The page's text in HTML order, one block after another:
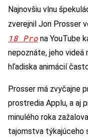
Najnovšiu vlnu
zverejnil Jon Prosser
18 Pro na YouTube
nepoznáte, jeho videá
hľadiska animácií
Prosser má zvyčajne
prostredia Applu, a aj
minulého roka
tajomstva týkajúceho